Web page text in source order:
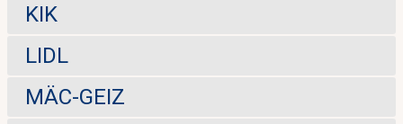
KIK
LIDL
MÄC-GEIZ